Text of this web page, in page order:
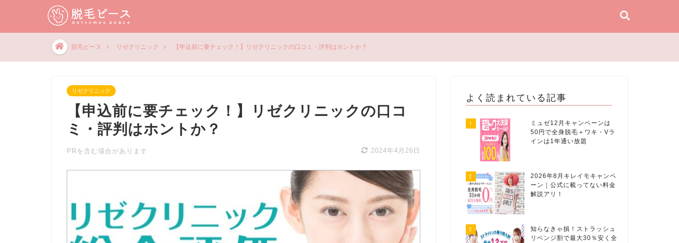
脱毛ピース リゼクリニック 【申込前に要チェック！】リゼクリニックの口コミ・評判はホントか？
リゼクリニック
【申込前に要チェック！】リゼクリニックの口コ
ミ・評判はホントか？
PRを含む場合があります 2024年4月26日
よく読まれている記事
1
ミュゼ12月キャンペーンは
50円で全身脱毛＋ワキ・Vラ
インは1年通い放題
2
2026年8月キレイモキャンペ
ーン｜公式に載ってない料金
解説アリ！
3
知らなきゃ損！ストラッシュ
リベンジ割で最大30％安く全